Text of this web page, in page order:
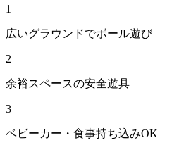
1
広いグラウンドでボール遊び
2
余裕スペースの安全遊具
3
ベビーカー・食事持ち込みOK